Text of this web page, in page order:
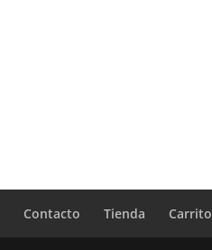
Contacto Tienda Carrito